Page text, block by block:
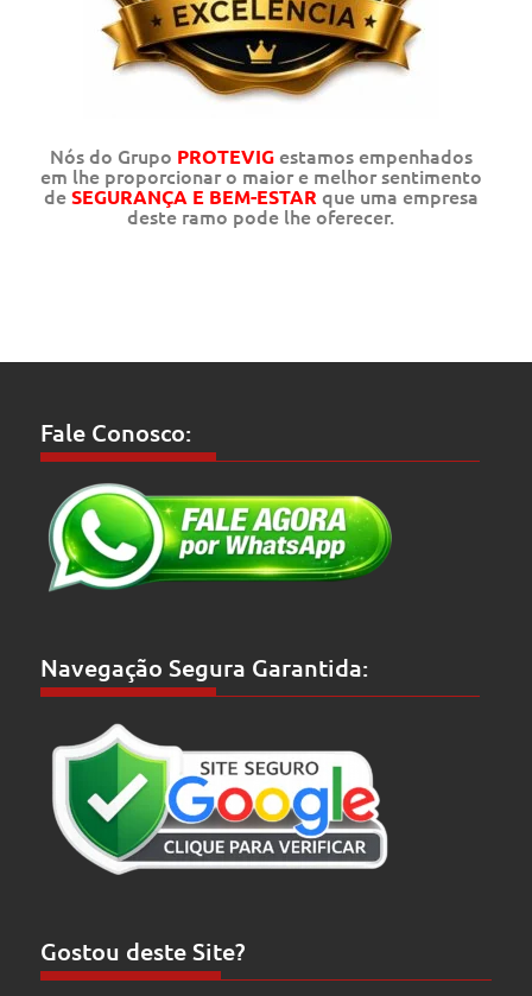
Nós do Grupo PROTEVIGestamos empenhados
em lhe proporcionar o maior e melhor sentimento
deSEGURANÇA E BEM-ESTAR que uma empresa
deste ramo pode lhe oferecer.
Fale Conosco:
Navegação Segura Garantida:
Gostou deste Site?